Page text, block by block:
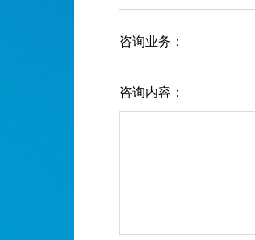
咨询业务：
咨询内容：